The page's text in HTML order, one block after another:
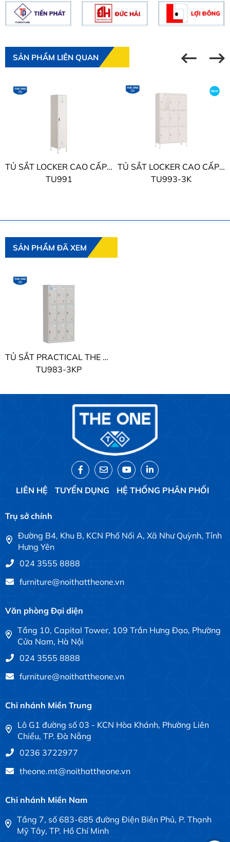
SẢN PHẨM LIÊN QUAN
TỦ SẮT LOCKER CAO CẤP THE ONE
TU991
TỦ SẮT LOCKER CAO CẤP THE ONE
TU993-3K
SẢN PHẨM ĐÃ XEM
TỦ SẮT PRACTICAL THE ONE
TU983-3KP
LIÊN HỆ TUYỂN DỤNG HỆ THỐNG PHÂN PHỐI
Trụ sở chính
Đường B4, Khu B, KCN Phố Nối A, Xã Như Quỳnh, Tỉnh
Hưng Yên
024 3555 8888
furniture@noithattheone.vn
Văn phòng Đại diện
Tầng 10, Capital Tower, 109 Trần Hưng Đạo, Phường
Cửa Nam, Hà Nội
024 3555 8888
furniture@noithattheone.vn
Chi nhánh Miền Trung
Lô G1 đường số 03 - KCN Hòa Khánh, Phường Liên
Chiểu, TP. Đà Nẵng
0236 3722977
theone.mt@noithattheone.vn
Chi nhánh Miền Nam
Tầng 7, số 683-685 đường Điện Biên Phủ, P. Thạnh
Mỹ Tây, TP. Hồ Chí Minh